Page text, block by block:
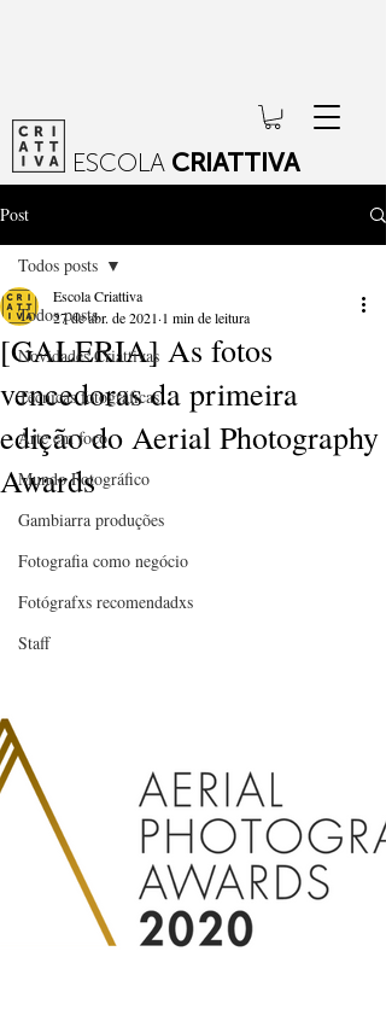
ESCOLA CRIATTIVA
Post
Todos posts
Novidades Criattivas
Técnicas fotográficas
Arte em foco
Mundo Fotográfico
Gambiarra produções
Fotografia como negócio
Fotógrafxs recomendadxs
Staff
Todos posts
[GALERIA] As fotos
vencedoras da primeira
edição do Aerial Photography
Awards
Escola Criattiva
27 de abr. de 2021 1 min de leitura